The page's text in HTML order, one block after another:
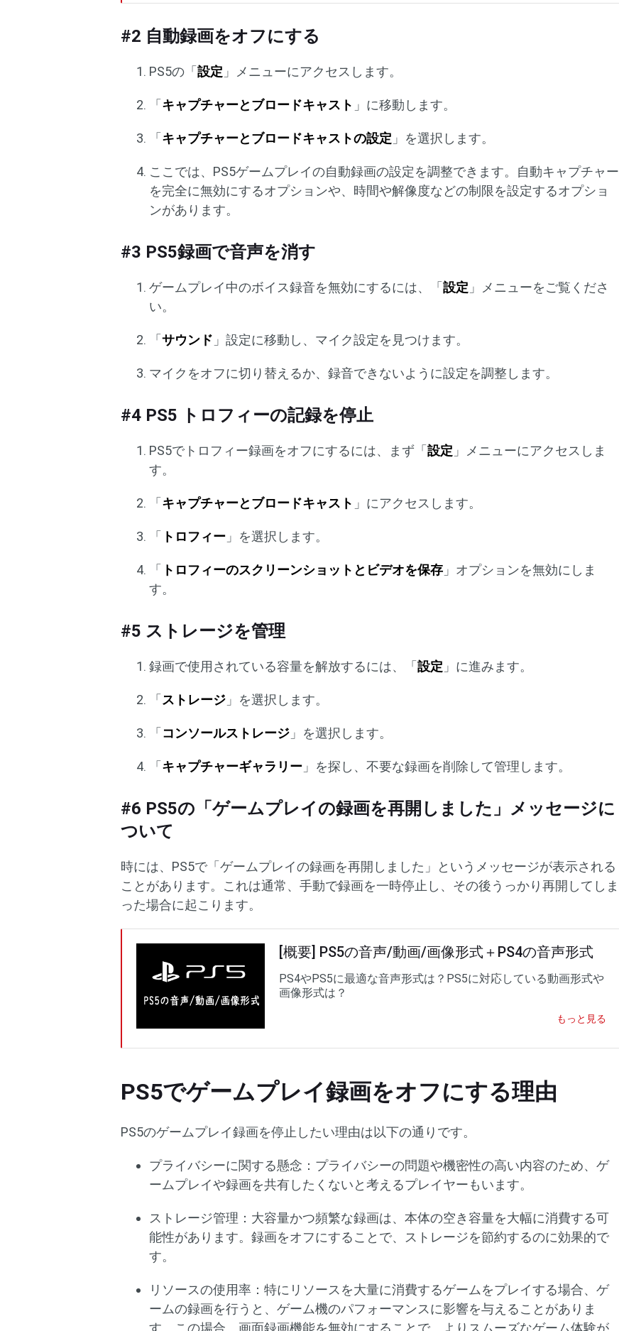
#2 自動録画をオフにする
PS5の「設定 」メニューにアクセスします。
「 キャプチャーとブロードキャスト 」に移動します。
「 キャプチャーとブロードキャストの設定 」を選択します。
ここでは、PS5ゲームプレイの自動録画の設定を調整できます。自動キャプチャー
を完全に無効にするオプションや、時間や解像度などの制限を設定するオプショ
ンがあります。
#3 PS5録画で音声を消す
ゲームプレイ中のボイス録音を無効にするには、「設定 」メニューをご覧くださ
い。
「サウンド 」設定に移動し、マイク設定を見つけます。
マイクをオフに切り替えるか、録音できないように設定を調整します。
#4 PS5 トロフィーの記録を停止
PS5でトロフィー録画をオフにするには、まず「設定 」メニューにアクセスしま
す。
「 キャプチャーとブロードキャスト 」にアクセスします。
「 トロフィー 」を選択します。
「 トロフィーのスクリーンショットとビデオを保存 」オプションを無効にしま
す。
#5 ストレージを管理
録画で使用されている容量を解放するには、「設定 」に進みます。
「 ストレージ 」を選択します。
「 コンソールストレージ 」を選択します。
「 キャプチャーギャラリー 」を探し、不要な録画を削除して管理します。
#6 PS5の「ゲームプレイの録画を再開しました」メッセージに
ついて
時には、PS5で「ゲームプレイの録画を再開しました」というメッセージが表示される
ことがあります。これは通常、手動で録画を一時停止し、その後うっかり再開してしま
った場合に起こります。
[概要] PS5の音声/動画/画像形式＋PS4の音声形式
PS4やPS5に最適な音声形式は？PS5に対応している動画形式や
画像形式は？
もっと見る
PS5でゲームプレイ録画をオフにする理由
PS5のゲームプレイ録画を停止したい理由は以下の通りです。
プライバシーに関する懸念：プライバシーの問題や機密性の高い内容のため、ゲ
ームプレイや録画を共有したくないと考えるプレイヤーもいます。
ストレージ管理：大容量かつ頻繁な録画は、本体の空き容量を大幅に消費する可
能性があります。録画をオフにすることで、ストレージを節約するのに効果的で
す。
リソースの使用率：特にリソースを大量に消費するゲームをプレイする場合、ゲ
ームの録画を行うと、ゲーム機のパフォーマンスに影響を与えることがありま
す。この場合、画面録画機能を無効にすることで、よりスムーズなゲーム体験が